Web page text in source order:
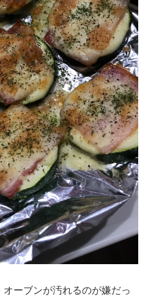
ーブンが汚れるのが嫌だっ